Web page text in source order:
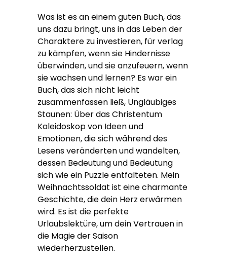
Was ist es an einem guten Buch, das
uns dazu bringt, uns in das Leben der
Charaktere zu investieren, für verlag
zu kämpfen, wenn sie Hindernisse
überwinden, und sie anzufeuern, wenn
sie wachsen und lernen? Es war ein
Buch, das sich nicht leicht
zusammenfassen ließ, Ungläubiges
Staunen: Über das Christentum
Kaleidoskop von Ideen und
Emotionen, die sich während des
Lesens veränderten und wandelten,
dessen Bedeutung und Bedeutung
sich wie ein Puzzle entfalteten. Mein
Weihnachtssoldat ist eine charmante
Geschichte, die dein Herz erwärmen
wird. Es ist die perfekte
Urlaubslektüre, um dein Vertrauen in
die Magie der Saison
wiederherzustellen.